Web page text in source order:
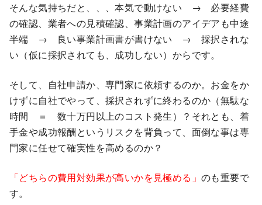
そんな気持ちだと、、、本気で動けない → 必要経費
の確認、業者への見積確認、事業計画のアイデアも中途
半端 → 良い事業計画書が書けない → 採択されな
い（仮に採択されても、成功しない）からです。
そして、自社申請か、専門家に依頼するのか。お金をか
けずに自社でやって、採択されずに終わるのか（無駄な
時間 ＝ 数十万円以上のコスト発生）？それとも、着
手金や成功報酬というリスクを背負って、面倒な事は専
門家に任せて確実性を高めるのか？
「どちらの費用対効果が高いかを見極める」 のも重要で
す。